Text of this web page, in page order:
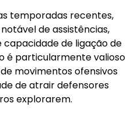
temporadas recentes,
de assistências,
capacidade de ligação de
é particularmente valioso
movimentos ofensivos
de atrair defensores
explorarem.